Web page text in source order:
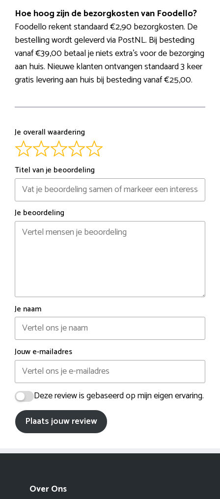
Hoe hoog zijn de bezorgkosten van Foodello?
Foodello rekent standaard €2,90 bezorgkosten. De
bestelling wordt geleverd via PostNL. Bij besteding
vanaf €39,00 betaal je niets extra’s voor de bezorging
aan huis. Nieuwe klanten ontvangen standaard 3 keer
gratis levering aan huis bij besteding vanaf €25,00.
Je overall waardering
Titel van je beoordeling
Je beoordeling
Je naam
Jouw e-mailadres
Deze review is gebaseerd op mijn eigen ervaring.
Plaats jouw review
Over Ons